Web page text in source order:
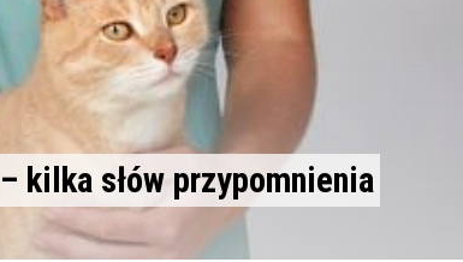
kilka słów przypomnienia